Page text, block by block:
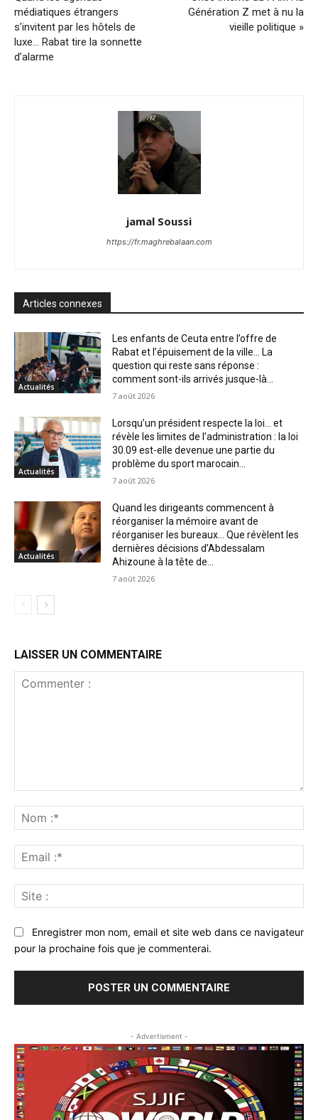
médiatiques étrangers
s’invitent par les hôtels de
luxe… Rabat tire la sonnette
d’alarme
Génération Z met à nu la
vieille politique »
jamal Soussi
https://fr.maghrebalaan.com
Articles connexes
Actualités
Les enfants de Ceuta entre l’offre de
Rabat et l’épuisement de la ville… La
question qui reste sans réponse :
comment sont-ils arrivés jusque-là...
7 août 2026
Actualités
Lorsqu’un président respecte la loi… et
révèle les limites de l’administration : la loi
30.09 est-elle devenue une partie du
problème du sport marocain...
7 août 2026
Actualités
Quand les dirigeants commencent à
réorganiser la mémoire avant de
réorganiser les bureaux… Que révèlent les
dernières décisions d’Abdessalam
Ahizoune à la tête de...
7 août 2026
LAISSER UN COMMENTAIRE
:*
:*
:
Enregistrer mon nom, email et site web dans ce navigateur
pour la prochaine fois que je commenterai.
- Advertisment -